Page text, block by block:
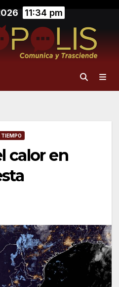
11:34 pm
TIEMPO
calor en